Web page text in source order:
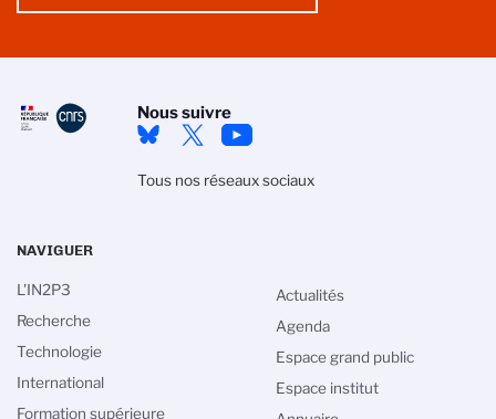
Nous suivre
Tous nos réseaux sociaux
NAVIGUER
L'IN2P3
Recherche
Technologie
International
Formation supérieure
Actualités
Agenda
Espace grand public
Espace institut